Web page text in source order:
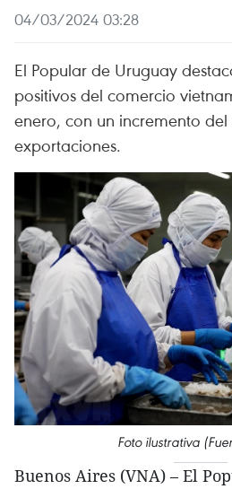
04/03/2024 03:28
El Popular de Uruguay
positivos del comercio
enero, con un incremento
exportaciones.
Foto ilustrativa
Buenos Aires (VNA) – El